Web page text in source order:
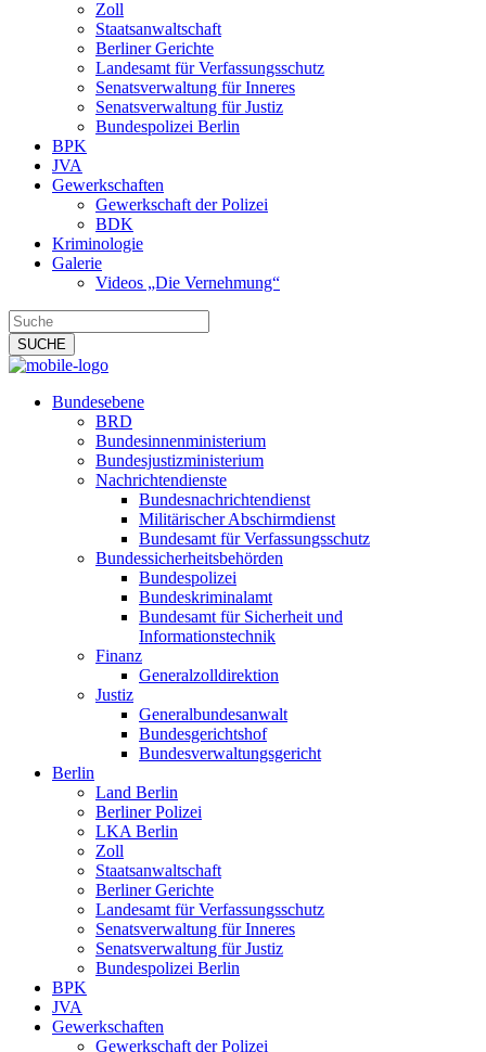
Zoll
Staatsanwaltschaft
Berliner Gerichte
Landesamt für Verfassungsschutz
Senatsverwaltung für Inneres
Senatsverwaltung für Justiz
Bundespolizei Berlin
BPK
JVA
Gewerkschaften
Gewerkschaft der Polizei
BDK
Kriminologie
Galerie
Videos „Die Vernehmung“
Bundesebene
BRD
Bundesinnenministerium
Bundesjustizministerium
Nachrichtendienste
Bundesnachrichtendienst
Militärischer Abschirmdienst
Bundesamt für Verfassungsschutz
Bundessicherheitsbehörden
Bundespolizei
Bundeskriminalamt
Bundesamt für Sicherheit und
Informationstechnik
Finanz
Generalzolldirektion
Justiz
Generalbundesanwalt
Bundesgerichtshof
Bundesverwaltungsgericht
Berlin
Land Berlin
Berliner Polizei
LKA Berlin
Zoll
Staatsanwaltschaft
Berliner Gerichte
Landesamt für Verfassungsschutz
Senatsverwaltung für Inneres
Senatsverwaltung für Justiz
Bundespolizei Berlin
BPK
JVA
Gewerkschaften
Gewerkschaft der Polizei